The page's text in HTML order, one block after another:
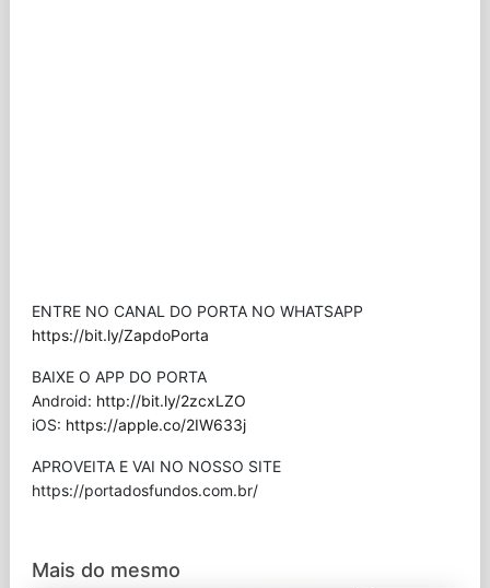
ENTRE NO CANAL DO PORTA NO WHATSAPP
https://bit.ly/ZapdoPorta
BAIXE O APP DO PORTA
Android: http://bit.ly/2zcxLZO
iOS: https://apple.co/2IW633j
APROVEITA E VAI NO NOSSO SITE
⁠https://portadosfundos.com.br/
Mais do mesmo